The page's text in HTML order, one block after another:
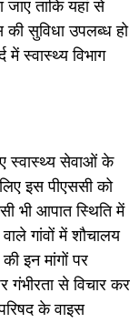
ताकि यहां से
सुविधा उपलब्ध हो
में स्वास्थ्य विभाग
स्वास्थ्य सेवाओं के
इस पीएससी को
भी आपात स्थिति में
गांवों में शौचालय
की इन मांगों पर
गंभीरता से विचार कर
के वाइस